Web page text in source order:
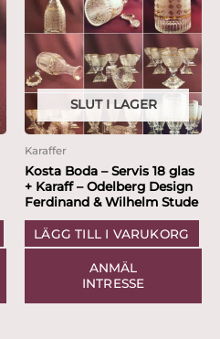
SLUT I LAGER
Karaffer
Kosta Boda – Servis 18 glas
+ Karaff – Odelberg Design
Ferdinand & Wilhelm Stude
LÄGG TILL I VARUKORG
ANMÄL
INTRESSE